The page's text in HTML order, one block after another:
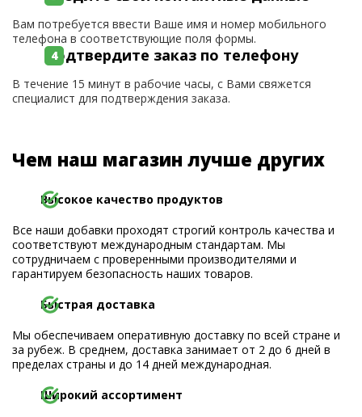
Вам потребуется ввести Ваше имя и номер мобильного
телефона в соответствующие поля формы.
Подтвердите заказ по телефону
В течение 15 минут в рабочие часы, с Вами свяжется
специалист для подтверждения заказа.
Чем наш магазин лучше других
Высокое качество продуктов
Все наши добавки проходят строгий контроль качества и
соответствуют международным стандартам. Мы
сотрудничаем с проверенными производителями и
гарантируем безопасность наших товаров.
Быстрая доставка
Мы обеспечиваем оперативную доставку по всей стране и
за рубеж. В среднем, доставка занимает от 2 до 6 дней в
пределах страны и до 14 дней международная.
Широкий ассортимент